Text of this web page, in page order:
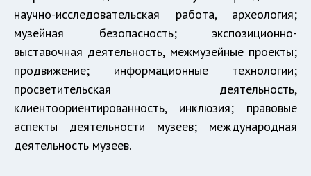
научно-исследовательская работа, археология;
музейная безопасность; экспозиционно-
выставочная деятельность, межмузейные проекты;
продвижение; информационные технологии;
просветительская деятельность,
клиентоориентированность, инклюзия; правовые
аспекты деятельности музеев; международная
деятельность музеев.